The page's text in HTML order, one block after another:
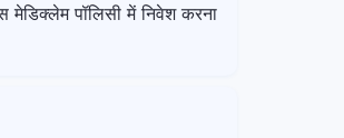
मेडिक्लेम पॉलिसी में निवेश करना